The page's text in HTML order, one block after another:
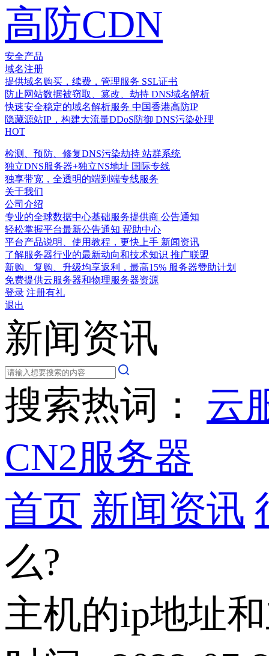
高防CDN
安全产品
域名注册
提供域名购买，续费，管理服务 SSL证书
防止网站数据被窃取、篡改、劫持 DNS域名解析
快速安全稳定的域名解析服务 中国香港高防IP
隐藏源站IP，构建大流量DDoS防御 DNS污染处理
HOT
检测、预防、修复DNS污染劫持 站群系统
独立DNS服务器+独立NS地址 国际专线
独享带宽，全透明的端到端专线服务
关于我们
公司介绍
专业的全球数据中心基础服务提供商 公告通知
轻松掌握平台最新公告通知 帮助中心
平台产品说明、使用教程，更快上手 新闻资讯
了解服务器行业的最新动向和技术知识 推广联盟
新购、复购、升级均享返利，最高15% 服务器赞助计划
免费提供云服务器和物理服务器资源
登录 注册有礼
退出
新闻资讯
搜索热词： 云
CN2服务器
首页 新闻资讯
么?
主机的ip地址